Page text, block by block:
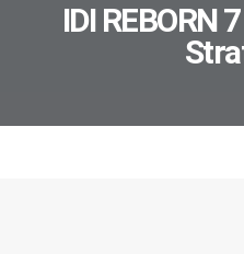
IDI REBORN